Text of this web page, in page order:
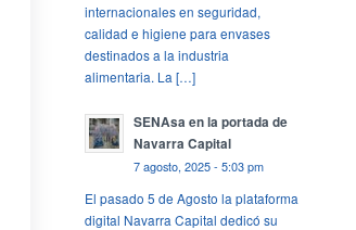
internacionales en seguridad,
calidad e higiene para envases
destinados a la industria
alimentaria. La […]
SENAsa en la portada de
Navarra Capital
7 agosto, 2025 - 5:03 pm
El pasado 5 de Agosto la plataforma
digital Navarra Capital dedicó su